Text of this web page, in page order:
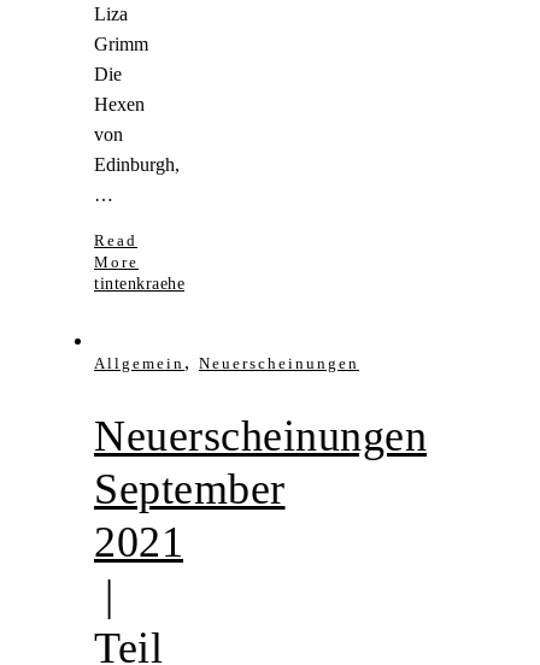
Liza
Grimm
Die
Hexen
von
Edinburgh,
…
Read
More
tintenkraehe
Allgemein , Neuerscheinungen
Neuerscheinungen
September
2021
|
Teil